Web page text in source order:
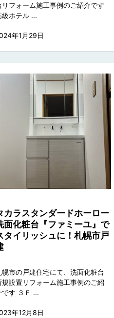
リフォーム施工事例のご紹介です
級ホテル ...
年1月29日
カラスタンダードホーロー
面化粧台『ファミーユ』で
タイリッシュに！札幌市戸
幌市の戸建住宅にて、洗面化粧台
規設置リフォーム施工事例のご紹
です ３Ｆ ...
年12月8日